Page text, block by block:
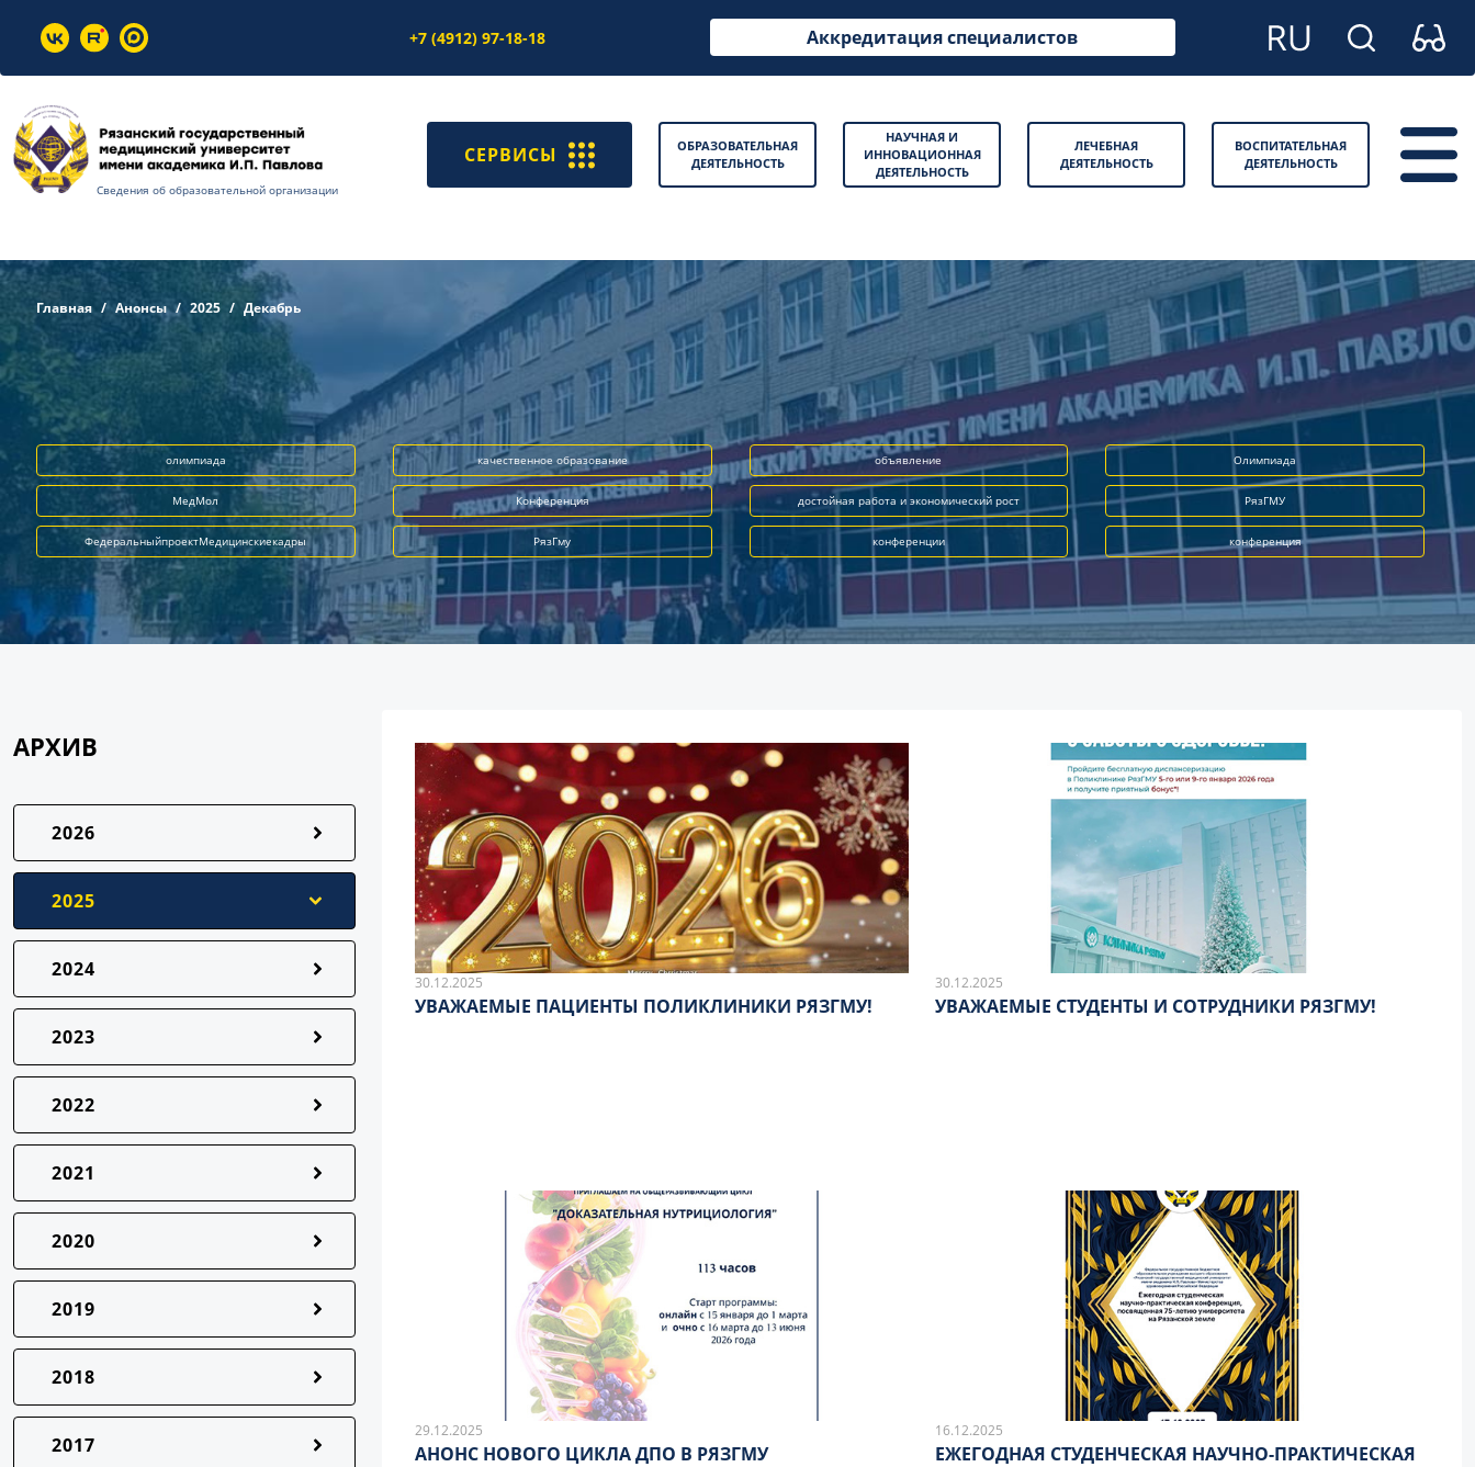
+7 (4912) 97-18-18 Аккредитация специалистов
Сведения об образовательной организации
СЕРВИСЫ
ОБРАЗОВАТЕЛЬНАЯ
ДЕЯТЕЛЬНОСТЬ
НАУЧНАЯ И
ИННОВАЦИОННАЯ
ДЕЯТЕЛЬНОСТЬ
ЛЕЧЕБНАЯ
ДЕЯТЕЛЬНОСТЬ
ВОСПИТАТЕЛЬНАЯ
ДЕЯТЕЛЬНОСТЬ
Главная Анонсы 2025 Декабрь
олимпиада качественное образование объявление Олимпиада
МедМол Конференция достойная работа и экономический рост РязГМУ
ФедеральныйпроектМедицинскиекадры РязГму конференции конференция
АРХИВ
2026
2025
2024
2023
2022
2021
2020
2019
2018
2017
30.12.2025
УВАЖАЕМЫЕ ПАЦИЕНТЫ ПОЛИКЛИНИКИ РЯЗГМУ!
30.12.2025
УВАЖАЕМЫЕ СТУДЕНТЫ И СОТРУДНИКИ РЯЗГМУ!
29.12.2025
АНОНС НОВОГО ЦИКЛА ДПО В РЯЗГМУ
16.12.2025
ЕЖЕГОДНАЯ СТУДЕНЧЕСКАЯ НАУЧНО-ПРАКТИЧЕСКАЯ